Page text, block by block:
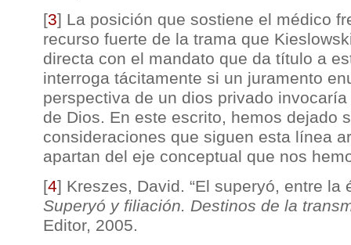
[3] La posición que sostiene el médico
recurso fuerte de la trama que
directa con el mandato que da título a
interroga tácitamente si un juramento
perspectiva de un dios privado
de Dios. En este escrito, hemos dejado
consideraciones que siguen esta línea
apartan del eje conceptual que nos
[4] Kreszes, David. “El superyó, entre la
Superyó y filiación. Destinos de la
Editor, 2005.